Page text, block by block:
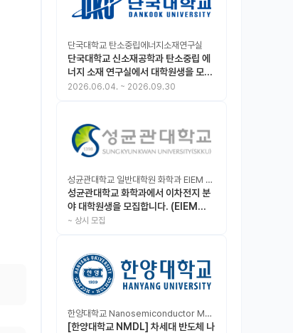
단국대학교 탄소중립에너지소재연구실
단국대학교 신소재공학과 탄소중립 에
너지 소재 연구실에서 대학원생을 모집
합니다.
2026.06.04. ~ 2026.09.30
성균관대학교 일반대학원 화학과 EIEM Lab
성균관대학교 화학과에서 이차전지 분
야 대학원생을 모집합니다. (EIEM
Lab)
~ 상시 모집
한양대학교 Nanosemiconductor Materials & Display Laboratory
[한양대학교 NMDL] 차세대 반도체 나